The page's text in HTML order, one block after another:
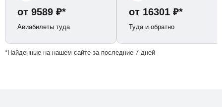
от 9589 ₽*
Авиабилеты туда
от 16301 ₽*
Туда и обратно
*Найденные на нашем сайте за последние 7 дней